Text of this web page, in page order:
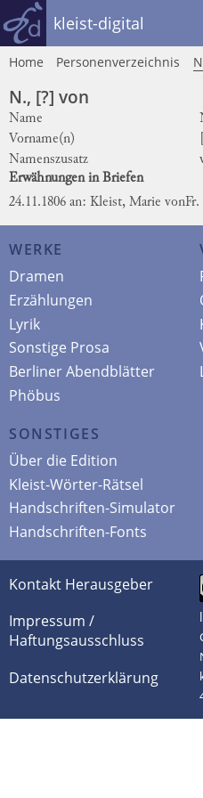
kleist-digital
Home Personenverzeichnis
N., [?] von
Name
Vorname(n)
Namenszusatz
Erwähnungen in Briefen
24.11.1806 an: Kleist, Marie vonFr.
WERKE
Dramen
Erzählungen
Lyrik
Sonstige Prosa
Berliner Abendblätter
Phöbus
SONSTIGES
Über die Edition
Kleist-Wörter-Rätsel
Handschriften-Simulator
Handschriften-Fonts
Kontakt Herausgeber
Impressum /
Haftungsausschluss
Datenschutzerklärung